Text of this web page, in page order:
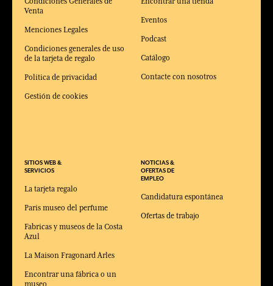
Venta
Menciones Legales
Condiciones generales de uso
de la tarjeta de regalo
Política de privacidad
Gestión de cookies
SITIOS WEB &
SERVICIOS
La tarjeta regalo
Paris museo del perfume
Fabricas y museos de la Costa
Azul
La Maison Fragonard Arles
Encontrar una fábrica o un
museo
Eventos
Podcast
Catálogo
Contacte con nosotros
NOTICIAS &
OFERTAS DE
EMPLEO
Candidatura espontánea
Ofertas de trabajo